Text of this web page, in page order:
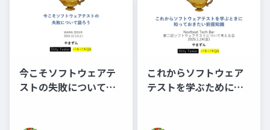
今こそソフトウェアテ
ストの失敗について語
これからソフトウェア
テストを学ぶために知